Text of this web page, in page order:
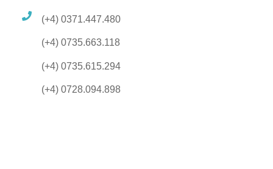
(+4) 0371.447.480
(+4) 0735.663.118
(+4) 0735.615.294
(+4) 0728.094.898